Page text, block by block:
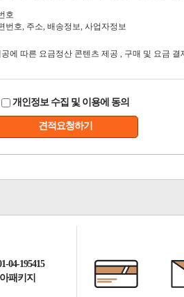
개인정보 수집 및 이용에 동의
견적요청하기
04-195415
패키지